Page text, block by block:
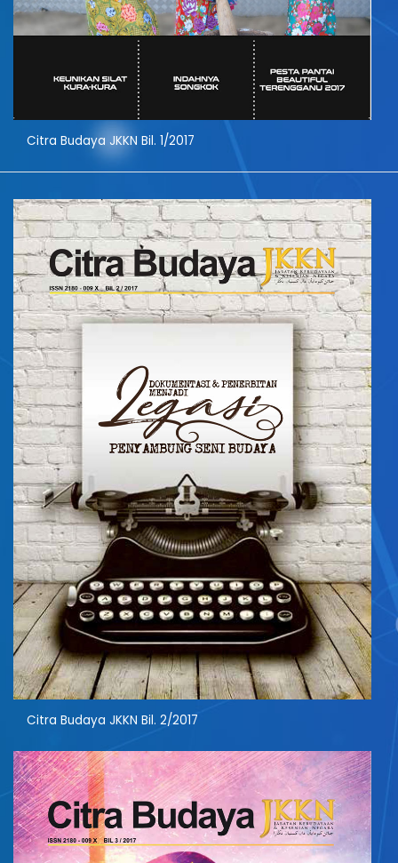
Citra Budaya JKKN Bil. 1/2017
Citra Budaya JKKN Bil. 2/2017